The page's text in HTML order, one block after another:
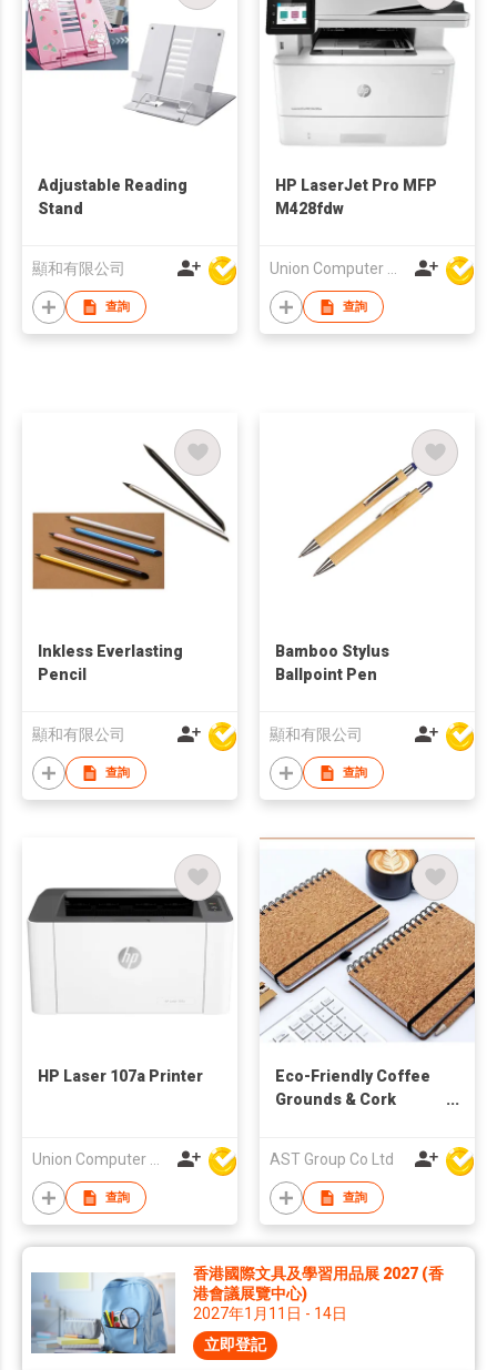
Adjustable Reading
Stand
顯和有限公司
查詢
HP LaserJet Pro MFP
M428fdw
查詢
Inkless Everlasting
Pencil
顯和有限公司
查詢
Bamboo Stylus
Ballpoint Pen
顯和有限公司
查詢
HP Laser 107a Printer
Union Computer Supplies Limited
查詢
Eco-Friendly Coffee
Grounds & Cork
Sustainable Wire-O
Journal for OEM/ODM
& Corporate Gifting
AST Group Co Ltd
查詢
香港國際文具及學習用品展 2027 (香
港會議展覽中心)
2027年1月11日 - 14日
立即登記